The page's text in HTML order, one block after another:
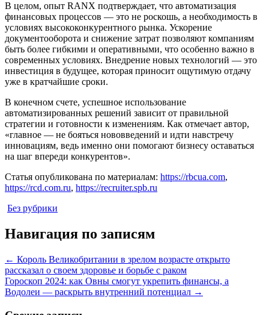
В целом, опыт RANX подтверждает, что автоматизация
финансовых процессов — это не роскошь, а необходимость в
условиях высококонкурентного рынка. Ускорение
документооборота и снижение затрат позволяют компаниям
быть более гибкими и оперативными, что особенно важно в
современных условиях. Внедрение новых технологий — это
инвестиция в будущее, которая приносит ощутимую отдачу
уже в кратчайшие сроки.
В конечном счете, успешное использование
автоматизированных решений зависит от правильной
стратегии и готовности к изменениям. Как отмечает автор,
«главное — не бояться нововведений и идти навстречу
инновациям, ведь именно они помогают бизнесу оставаться
на шаг впереди конкурентов».
Статья опубликована по материалам: https://rbcua.com,
https://rcd.com.ru, https://recruiter.spb.ru
Без рубрики
Навигация по записям
← Король Великобритании в зрелом возрасте открыто
рассказал о своем здоровье и борьбе с раком
Гороскоп 2024: как Овны смогут укрепить финансы, а
Водолеи — раскрыть внутренний потенциал →